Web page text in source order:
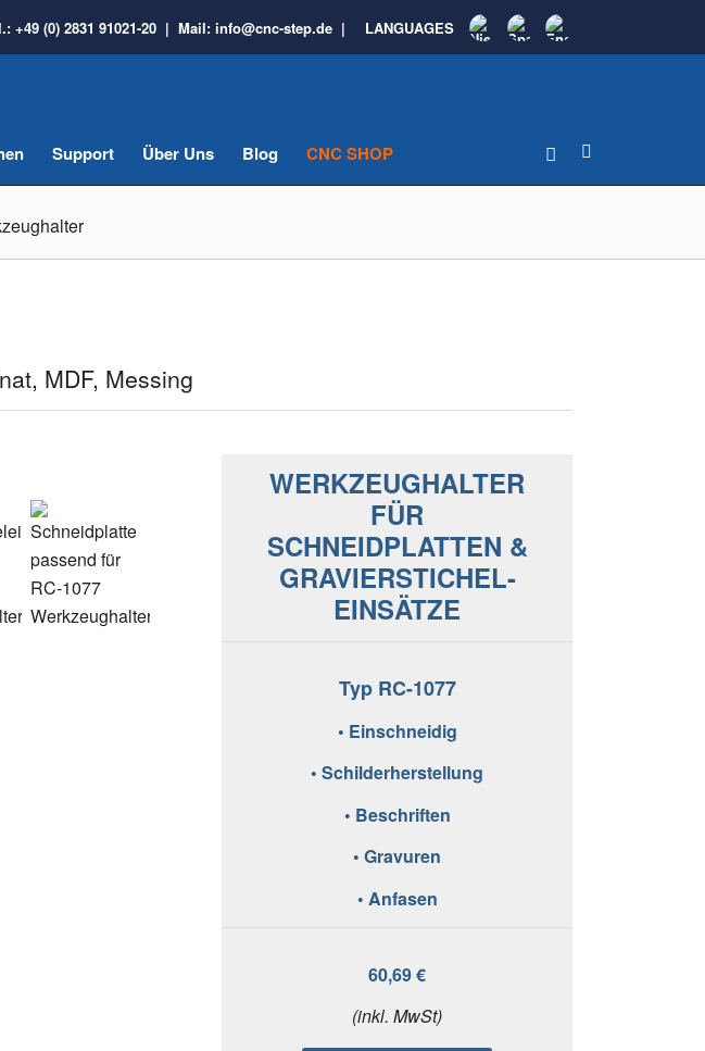
+49 (0) 2831 91021-20 | Mail: info@cnc-step.de | LANGUAGES
Support Über Uns Blog CNC SHOP
MDF, Messing
WERKZEUGHALTER
FÜR
SCHNEIDPLATTEN &
GRAVIERSTICHEL-
EINSÄTZE
Typ RC-1077
• Einschneidig
• Schilderherstellung
• Beschriften
• Gravuren
• Anfasen
60,69 €
(inkl. MwSt)